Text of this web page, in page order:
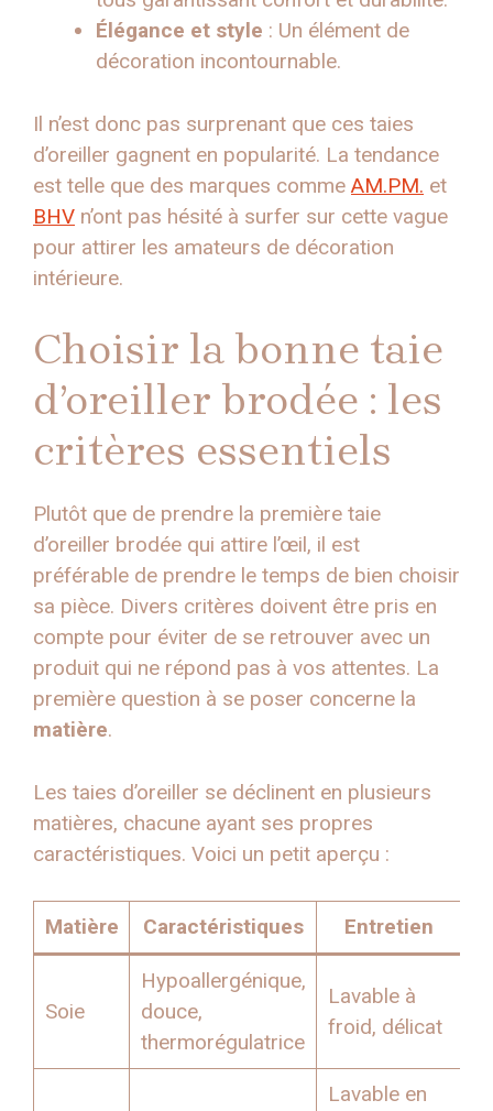
Élégance et style : Un élément de
décoration incontournable.
Il n’est donc pas surprenant que ces taies
d’oreiller gagnent en popularité. La tendance
est telle que des marques comme AM.PM. et
BHV n’ont pas hésité à surfer sur cette vague
pour attirer les amateurs de décoration
intérieure.
Choisir la bonne taie
d’oreiller brodée : les
critères essentiels
Plutôt que de prendre la première taie
d’oreiller brodée qui attire l’œil, il est
préférable de prendre le temps de bien choisir
sa pièce. Divers critères doivent être pris en
compte pour éviter de se retrouver avec un
produit qui ne répond pas à vos attentes. La
première question à se poser concerne la
matière.
Les taies d’oreiller se déclinent en plusieurs
matières, chacune ayant ses propres
caractéristiques. Voici un petit aperçu :
Matière Caractéristiques Entretien
Soie
Hypoallergénique,
douce,
thermorégulatrice
Lavable à
froid, délicat
Lavable en